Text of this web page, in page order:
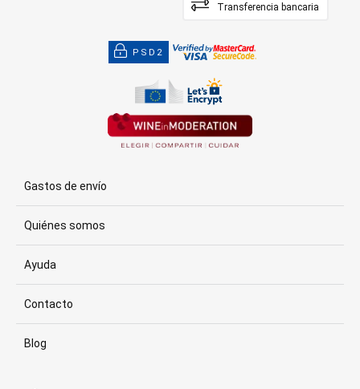
Transferencia bancaria
PSD2
Gastos de envío
Quiénes somos
Ayuda
Contacto
Blog